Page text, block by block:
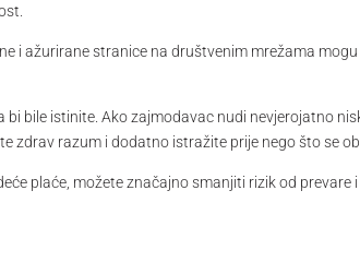
i ažurirane stranice na društvenim mrežama
bile istinite. Ako zajmodavac nudi nevjerojatno
zdrav razum i dodatno istražite prije nego što se
plaće, možete značajno smanjiti rizik od